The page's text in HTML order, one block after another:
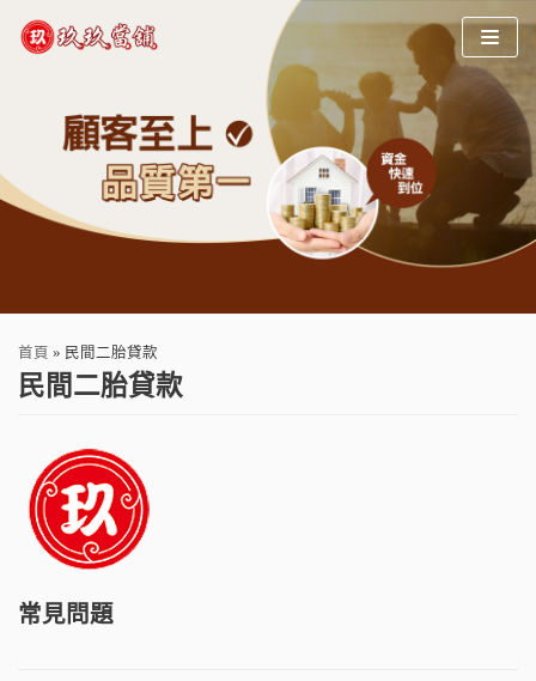
content
首頁 » 民間二胎貸款
民間二胎貸款
常見問題